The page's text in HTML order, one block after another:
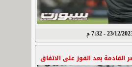
12/2023 - 7:32 م
القادمة بعد الفوز على الاتفاق